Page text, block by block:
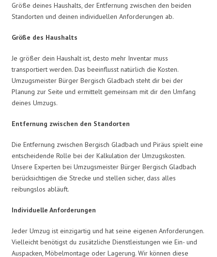
Größe deines Haushalts, der Entfernung zwischen den beiden
Standorten und deinen individuellen Anforderungen ab.
Größe des Haushalts
Je größer dein Haushalt ist, desto mehr Inventar muss
transportiert werden. Das beeinflusst natürlich die Kosten.
Umzugsmeister Bürger Bergisch Gladbach steht dir bei der
Planung zur Seite und ermittelt gemeinsam mit dir den Umfang
deines Umzugs.
Entfernung zwischen den Standorten
Die Entfernung zwischen Bergisch Gladbach und Piräus spielt eine
entscheidende Rolle bei der Kalkulation der Umzugskosten.
Unsere Experten bei Umzugsmeister Bürger Bergisch Gladbach
berücksichtigen die Strecke und stellen sicher, dass alles
reibungslos abläuft.
Individuelle Anforderungen
Jeder Umzug ist einzigartig und hat seine eigenen Anforderungen.
Vielleicht benötigst du zusätzliche Dienstleistungen wie Ein- und
Auspacken, Möbelmontage oder Lagerung. Wir können diese